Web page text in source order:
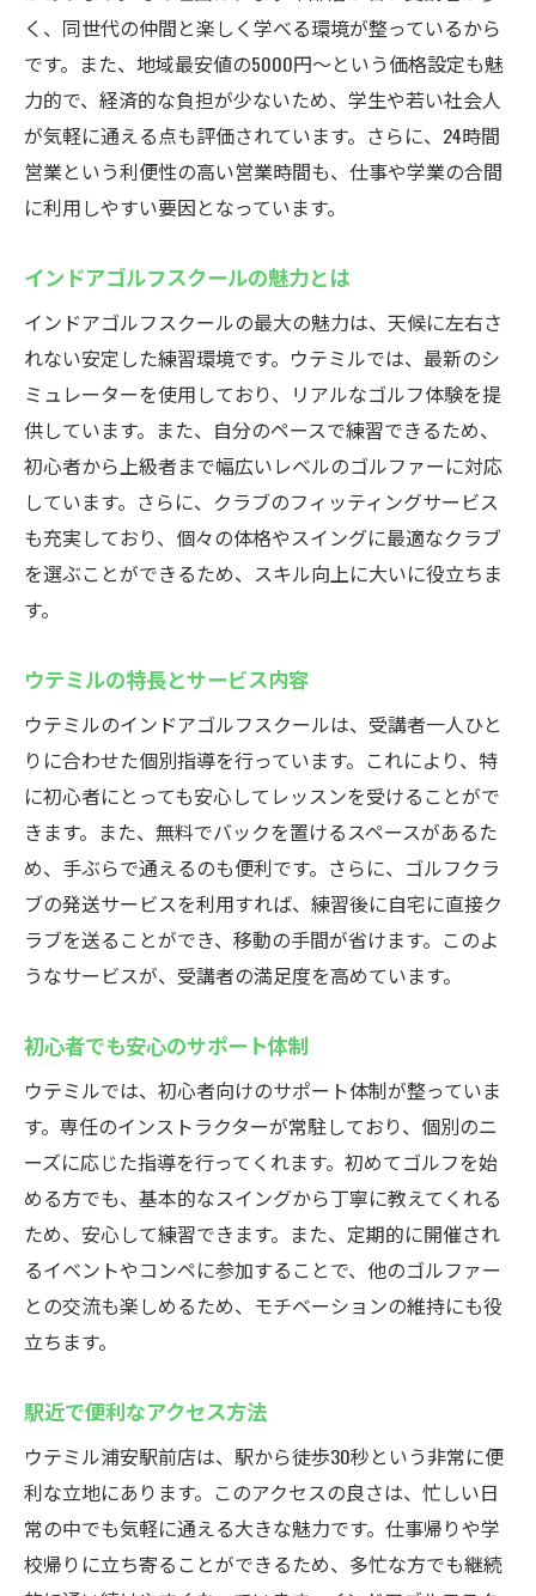
初心者に優しい24時間サポート
深夜のゴルフ練習のメリット
ウテミルの柔軟な利用プラン
地域最安値のウテミルインドアゴルフスクール
が浦安駅に登場
コストパフォーマンスが魅力の理由
お得に始めるゴルフスクールの選び方
リーズナブルな料金プランを解説
初心者に嬉しい料金設定の特徴
コスパ重視のゴルフ練習方法
利用者の満足度とその理由
深夜でも安心！浦安駅のウテミルインドアゴル
フスクール
深夜営業の利便性を体感しよう
安心して通えるスクールの特徴
初心者でも深夜に練習可能な環境
24時間営業のメリットと注意点
深夜の静かな環境で集中練習
若い世代に大人気！浦安駅のインドアゴルフス
クール
若い世代に支持される理由を分析
魅力的なレッスン内容とその効果
初心者におすすめの練習プラン
ウテミルの人気の秘密に迫る
若者にとってのゴルフの楽しみ方
初心者も安心の浦安駅インドアゴルフスクール
初心者向けのサポート体制とは
安心して始められる理由を解説
未経験者でも安心のレッスンプラン
初心者におすすめのゴルフ練習法
始める前に知っておきたいこと
最新設備完備！浦安駅インドアゴルフスクール
設備の充実度とその活用方法
初心者でも利用しやすい設備紹介
最新シミュレーターでの効果的な練習
く、同世代の仲間と楽しく学べる環境が整っているから
です。また、地域最安値の5000円〜という価格設定も魅
力的で、経済的な負担が少ないため、学生や若い社会人
が気軽に通える点も評価されています。さらに、24時間
営業という利便性の高い営業時間も、仕事や学業の合間
に利用しやすい要因となっています。
インドアゴルフスクールの魅力とは
インドアゴルフスクールの最大の魅力は、天候に左右さ
れない安定した練習環境です。ウテミルでは、最新のシ
ミュレーターを使用しており、リアルなゴルフ体験を提
供しています。また、自分のペースで練習できるため、
初心者から上級者まで幅広いレベルのゴルファーに対応
しています。さらに、クラブのフィッティングサービス
も充実しており、個々の体格やスイングに最適なクラブ
を選ぶことができるため、スキル向上に大いに役立ちま
す。
ウテミルの特長とサービス内容
ウテミルのインドアゴルフスクールは、受講者一人ひと
りに合わせた個別指導を行っています。これにより、特
に初心者にとっても安心してレッスンを受けることがで
きます。また、無料でバックを置けるスペースがあるた
め、手ぶらで通えるのも便利です。さらに、ゴルフクラ
ブの発送サービスを利用すれば、練習後に自宅に直接ク
ラブを送ることができ、移動の手間が省けます。このよ
うなサービスが、受講者の満足度を高めています。
初心者でも安心のサポート体制
ウテミルでは、初心者向けのサポート体制が整っていま
す。専任のインストラクターが常駐しており、個別のニ
ーズに応じた指導を行ってくれます。初めてゴルフを始
める方でも、基本的なスイングから丁寧に教えてくれる
ため、安心して練習できます。また、定期的に開催され
るイベントやコンペに参加することで、他のゴルファー
との交流も楽しめるため、モチベーションの維持にも役
立ちます。
駅近で便利なアクセス方法
ウテミル浦安駅前店は、駅から徒歩30秒という非常に便
利な立地にあります。このアクセスの良さは、忙しい日
常の中でも気軽に通える大きな魅力です。仕事帰りや学
校帰りに立ち寄ることができるため、多忙な方でも継続